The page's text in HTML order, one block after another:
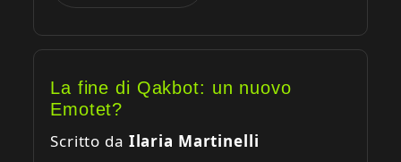
La fine di Qakbot: un nuovo
Emotet?
Scritto da Ilaria Martinelli